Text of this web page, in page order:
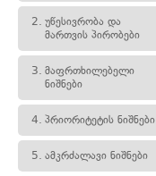
2. უწესივრობა და
მართვის პირობები
3. მაფრთხილებელი
ნიშნები
4. პრიორიტეტის ნიშნები
5. ამკრძალავი ნიშნები